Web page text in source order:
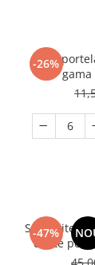
-26%
Cana
gama
-47%
Set cutite
cutite
salate,